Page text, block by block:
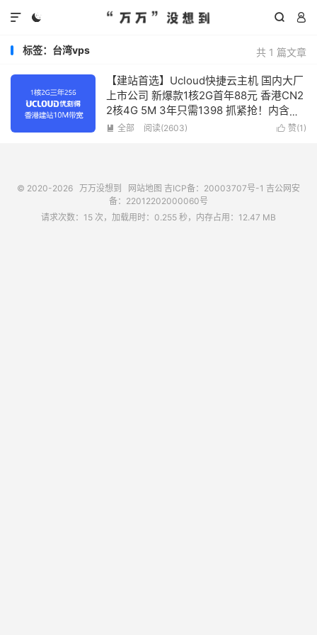
  

共 1 篇文章
标签：台湾vps
【建站首选】Ucloud快捷云主机 国内大厂
上市公司 新爆款1核2G首年88元 香港CN2
2核4G 5M 3年只需1398 抓紧抢！内含各
地域测试ip
 赞(1 )
 全部 阅读(2603)
© 2020-2026 万万没想到 网站地图 吉ICP备：20003707号-1 吉公网安
备：22012202000060号
请求次数：15 次，加载用时：0.255 秒，内存占用：12.47 MB